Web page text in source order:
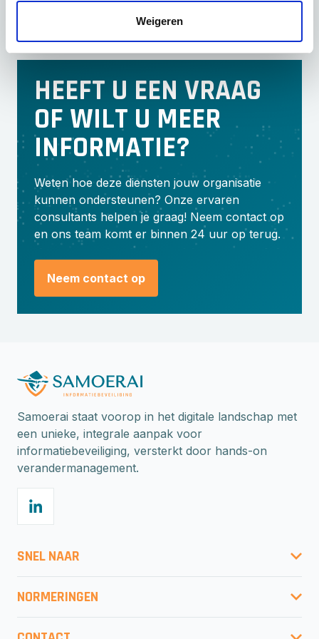
Weigeren
HEEFT U EEN VRAAG
OF WILT U MEER
INFORMATIE?
Weten hoe deze diensten jouw organisatie
kunnen ondersteunen? Onze ervaren
consultants helpen je graag! Neem contact op
en ons team komt er binnen 24 uur op terug.
Neem contact op
Samoerai staat voorop in het digitale landschap met
een unieke, integrale aanpak voor
informatiebeveiliging, versterkt door hands-on
verandermanagement.
SNEL NAAR
Gratis risicoberekening
Onze aanpak
Normeringen
NORMERINGEN
ISO27001